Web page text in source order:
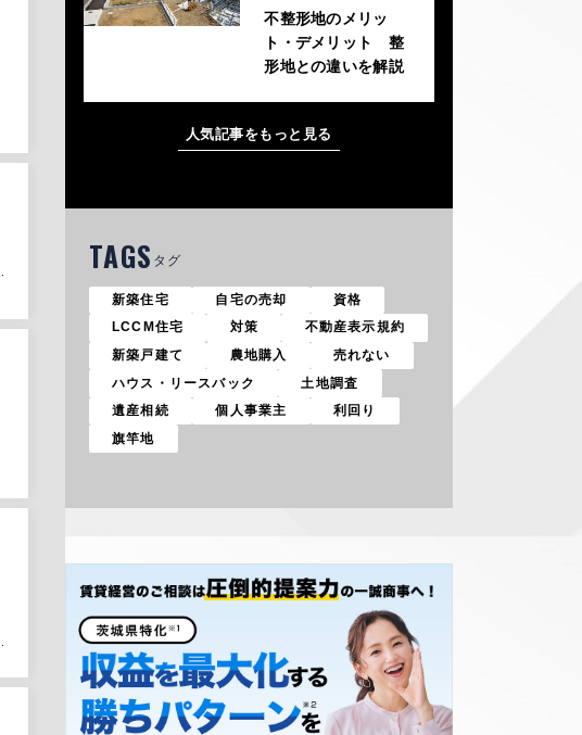
不整形地のメリッ
ト・デメリット 整
形地との違いを解説
人気記事をもっと見る
TAGS タグ
新築住宅 自宅の売却
資格
LCCM住宅
対策
不動産表示規約
新築戸建て
農地購入
売れない
ハウス・リースバック
土地調査
遺産相続
個人事業主
利回り
旗竿地